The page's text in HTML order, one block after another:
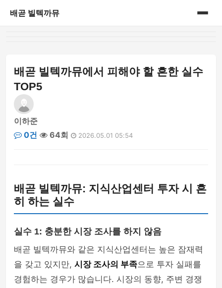
배곧 빌텍까뮤
배곧 빌텍까뮤에서 피해야 할 흔한 실수
TOP5
이하준
0건
64회 2026.05.01 05:54
배곧 빌텍까뮤: 지식산업센터 투자 시 흔
히 하는 실수
실수 1: 충분한 시장 조사를 하지 않음
배곧 빌텍까뮤와 같은 지식산업센터는 높은 잠재력
을 갖고 있지만, 시장 조사의 부족으로 투자 실패를
경험하는 경우가 많습니다. 시장의 동향, 주변 경쟁